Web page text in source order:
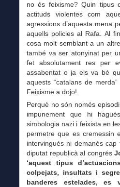
no és feixisme? Quin tipus
actituds violentes com
agressions d’aquesta mena
aquells policies al Rafa. Al
cosa molt semblant a un
també va ser atonyinat per
fet absolutament res per
assabentat o ja els va bé
aquests “catalans de
Feixisme a dojo!.
Perquè no són només
impunement que hi
simbologia nazi i feixista en
permetre que es cremessin
intervingués ni demanés
diputat republicà al congrés
‘aquest tipus
colpejats, insultats i
banderes estelades,